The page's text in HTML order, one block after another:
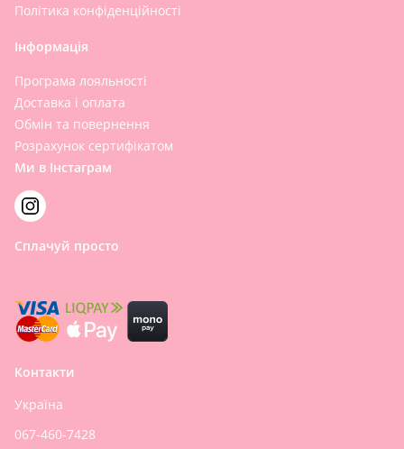
Політика конфіденційності
Інформація
Програма лояльності
Доставка і оплата
Обмін та повернення
Розрахунок сертифікатом
Ми в Інстаграм
Сплачуй просто
Контакти
Україна
067-460-7428